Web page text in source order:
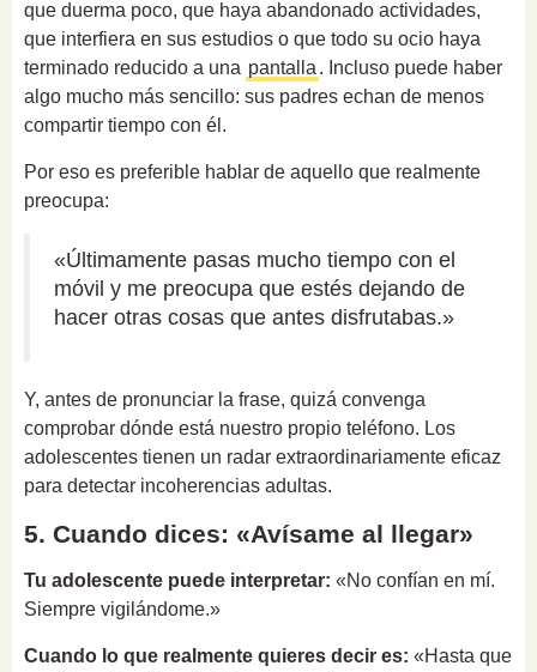
que duerma poco, que haya abandonado actividades,
que interfiera en sus estudios o que todo su ocio haya
terminado reducido a una pantalla . Incluso puede haber
algo mucho más sencillo: sus padres echan de menos
compartir tiempo con él.
Por eso es preferible hablar de aquello que realmente
preocupa:
«Últimamente pasas mucho tiempo con el
móvil y me preocupa que estés dejando de
hacer otras cosas que antes disfrutabas.»
Y, antes de pronunciar la frase, quizá convenga
comprobar dónde está nuestro propio teléfono. Los
adolescentes tienen un radar extraordinariamente eficaz
para detectar incoherencias adultas.
5. Cuando dices: «Avísame al llegar»
Tu adolescente puede interpretar: «No confían en mí.
Siempre vigilándome.»
Cuando lo que realmente quieres decir es: «Hasta que